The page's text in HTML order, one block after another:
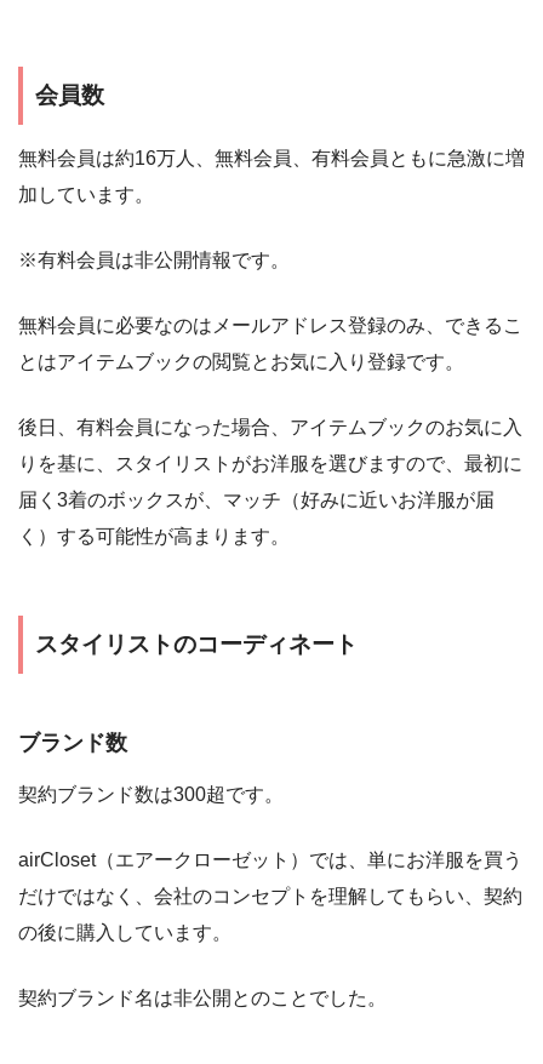
会員数
無料会員は約16万人、無料会員、有料会員ともに急激に増
加しています。
※有料会員は非公開情報です。
無料会員に必要なのはメールアドレス登録のみ、できるこ
とはアイテムブックの閲覧とお気に入り登録です。
後日、有料会員になった場合、アイテムブックのお気に入
りを基に、スタイリストがお洋服を選びますので、最初に
届く3着のボックスが、マッチ（好みに近いお洋服が届
く）する可能性が高まります。
スタイリストのコーディネート
ブランド数
契約ブランド数は300超です。
airCloset（エアークローゼット）では、単にお洋服を買う
だけではなく、会社のコンセプトを理解してもらい、契約
の後に購入しています。
契約ブランド名は非公開とのことでした。